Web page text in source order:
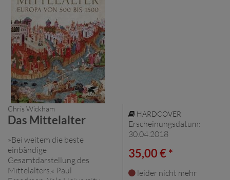
Chris Wickham
Das Mittelalter
»Bei weitem die beste
einbändige
Gesamtdarstellung des
Mittelalters.« Paul
HARDCOVER
Erscheinungsdatum:
30.04.2018
35,00 € *
leider nicht mehr